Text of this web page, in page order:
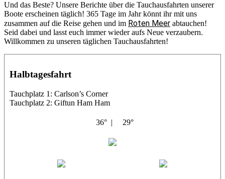
Und das Beste? Unsere Berichte über die Tauchausfahrten unserer
Boote erscheinen täglich! 365 Tage im Jahr könnt ihr mit uns
zusammen auf die Reise gehen und im Roten Meer abtauchen!
Seid dabei und lasst euch immer wieder aufs Neue verzaubern.
Willkommen zu unseren täglichen Tauchausfahrten!
Halbtagesfahrt
Tauchplatz 1: Carlson’s Corner
Tauchplatz 2: Giftun Ham Ham
36° | 29°